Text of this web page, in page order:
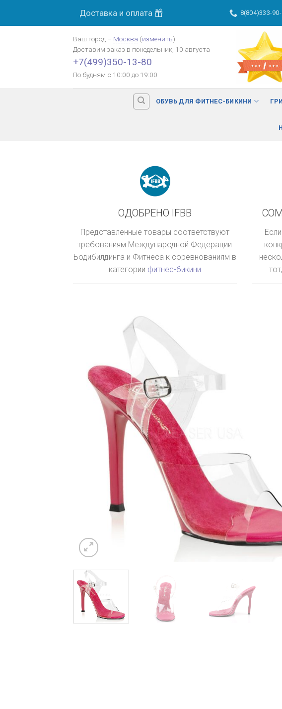
Доставка и оплата 8(804)333-90-
Ваш город – Москва (изменить)
Доставим заказ в понедельник, 10 августа
+7(499)350-13-80
По будням с 10:00 до 19:00
ОБУВЬ ДЛЯ ФИТНЕС-БИКИНИ
ОДОБРЕНО IFBB
Представленные товары соответствуют
требованиям Международной Федерации
Бодибилдинга и Фитнеса к соревнованиям в
категории фитнес-бикини
МОСКВА изменить
Оплата картой банка